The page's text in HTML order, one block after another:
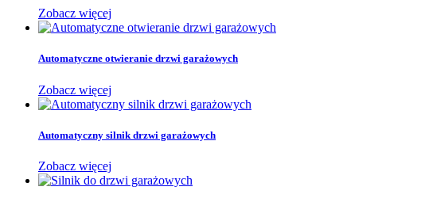
Zobacz więcej
Automatyczne otwieranie drzwi garażowych
Zobacz więcej
Automatyczny silnik drzwi garażowych
Zobacz więcej